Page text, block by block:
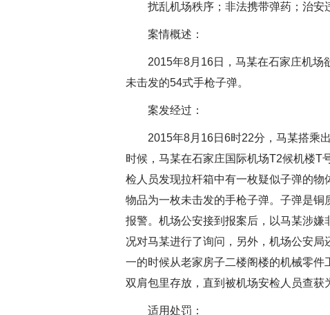
扰乱机场秩序；非法携带弹药；治安
案情概述：
2015年8月16日，马某在石家庄机场欲
未击发的54式手枪子弹。
案发经过：
2015年8月16日6时22分，马某搭乘出
时候，马某在石家庄国际机场T2候机楼T
检人员发现拉杆箱中有一枚疑似子弹的
物品为一枚未击发的手枪子弹。子弹是
报警。机场公安接到报案后，以马某涉
况对马某进行了询问，另外，机场公安
一的时候从老家房子二楼阁楼的机械零
双肩包里存放，直到被机场安检人员查获
适用处罚：